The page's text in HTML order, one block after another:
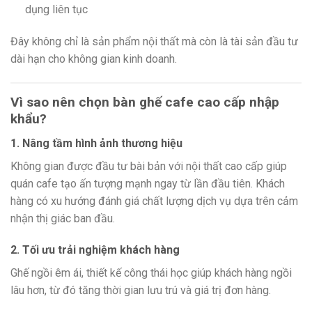
dụng liên tục
Đây không chỉ là sản phẩm nội thất mà còn là tài sản đầu tư
dài hạn cho không gian kinh doanh.
Vì sao nên chọn bàn ghế cafe cao cấp nhập
khẩu?
1. Nâng tầm hình ảnh thương hiệu
Không gian được đầu tư bài bản với nội thất cao cấp giúp
quán cafe tạo ấn tượng mạnh ngay từ lần đầu tiên. Khách
hàng có xu hướng đánh giá chất lượng dịch vụ dựa trên cảm
nhận thị giác ban đầu.
2. Tối ưu trải nghiệm khách hàng
Ghế ngồi êm ái, thiết kế công thái học giúp khách hàng ngồi
lâu hơn, từ đó tăng thời gian lưu trú và giá trị đơn hàng.